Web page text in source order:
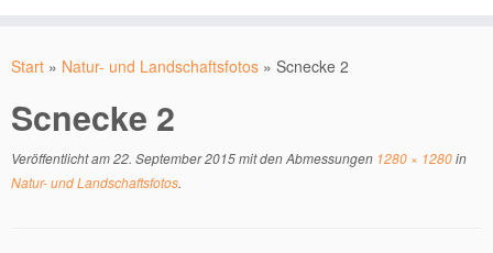
Inhalt
Start » Natur- und Landschaftsfotos » Scnecke 2
Scnecke 2
Veröffentlicht am22. September 2015mit den Abmessungen 1280 × 1280in
Natur- und Landschaftsfotos.